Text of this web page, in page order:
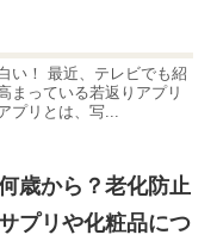
い！ 最近、テレビでも紹
まっている若返りアプリ
プリとは、写...
歳から？老化防止
プリや化粧品につ